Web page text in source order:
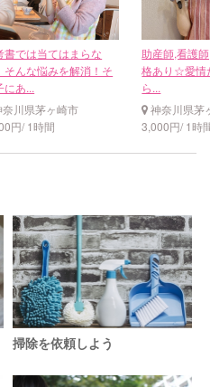
書では当てはまらな
そんな悩みを解消！そ
にあ...
奈川県茅ヶ崎市
円/ 1時間
助産師,看護
格あり☆愛情
ら...
神奈川県茅
3,000円/ 1時
掃除を依頼しよう